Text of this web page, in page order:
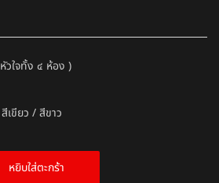
วใจทั้ง ๔ ห้อง )
เขียว / สีขาว
หยิบใส่ตะกร้า